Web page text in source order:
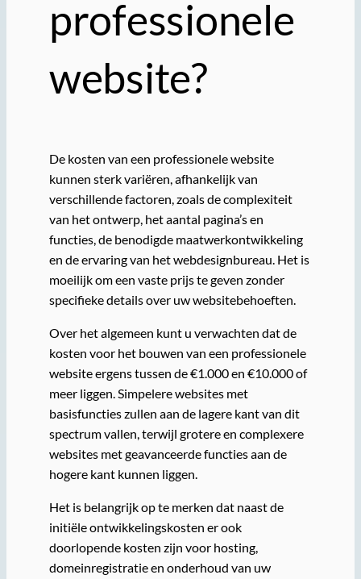
professionele
website?
De kosten van een professionele website
kunnen sterk variëren, afhankelijk van
verschillende factoren, zoals de complexiteit
van het ontwerp, het aantal pagina’s en
functies, de benodigde maatwerkontwikkeling
en de ervaring van het webdesignbureau. Het is
moeilijk om een vaste prijs te geven zonder
specifieke details over uw websitebehoeften.
Over het algemeen kunt u verwachten dat de
kosten voor het bouwen van een professionele
website ergens tussen de €1.000 en €10.000 of
meer liggen. Simpelere websites met
basisfuncties zullen aan de lagere kant van dit
spectrum vallen, terwijl grotere en complexere
websites met geavanceerde functies aan de
hogere kant kunnen liggen.
Het is belangrijk op te merken dat naast de
initiële ontwikkelingskosten er ook
doorlopende kosten zijn voor hosting,
domeinregistratie en onderhoud van uw